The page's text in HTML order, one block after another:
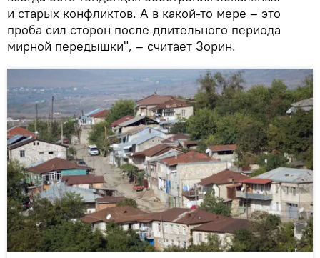
и старых конфликтов. А в какой-то мере – это
проба сил сторон после длительного периода
мирной передышки", – считает Зорин.